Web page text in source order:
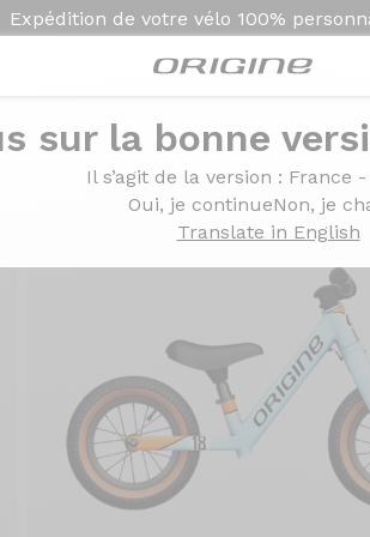
Expédition de votre vélo 100%
sur la bonne
Il s’agit de la version : France
Oui, je continueNon, je
Translate in English
Racing